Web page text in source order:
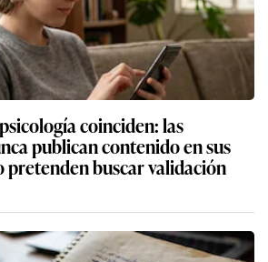
coinciden: las
publican contenido en sus
pretenden buscar validación